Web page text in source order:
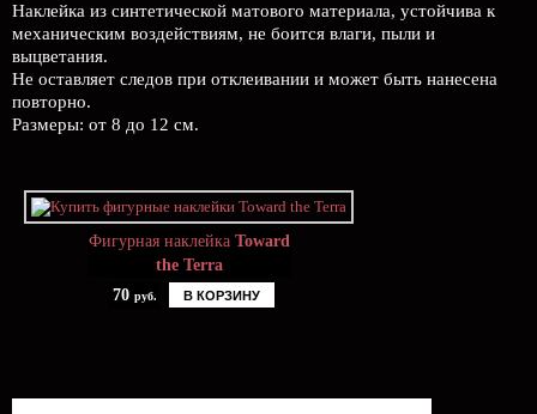
Наклейка из синтетической матового материала, устойчива к
механическим воздействиям, не боится влаги, пыли и
выцветания.
Не оставляет следов при отклеивании и может быть нанесена
повторно.
Размеры: от 8 до 12 см.
Фигурная наклейка Toward
the Terra
70 руб. В КОРЗИНУ